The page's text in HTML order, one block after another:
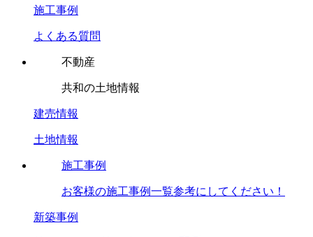
施工事例
よくある質問
不動産
共和の土地情報
建売情報
土地情報
施工事例
お客様の施工事例一覧参考にしてください！
新築事例